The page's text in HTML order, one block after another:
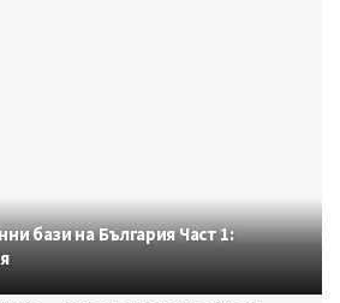
бази на България Част 1: